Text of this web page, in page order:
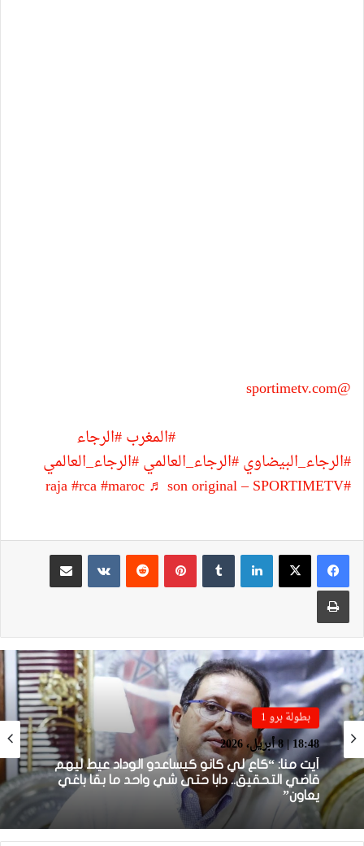
@sportimetv.com
#المغرب#الرجاء
#الرجاء_البيضاوي#الرجاء_العالمي#الرجاء_العالمي
#raja
#rca#maroc ♬ son original – SPORTIMETV
لينكدإن بينتيريست
مشاركة عبر البريد
طباعة
بطولة برو 1
18:48 | 8 أبريل، 2026
أيت منا: “كاع لي كانو كيساعدو الوداد عيط ليهم
قاضي التحقيق.. دابا حتى شي واحد ما بقا باغي
يعاون”
بطولة برو 1
22:23 | 6 أبريل، 2026